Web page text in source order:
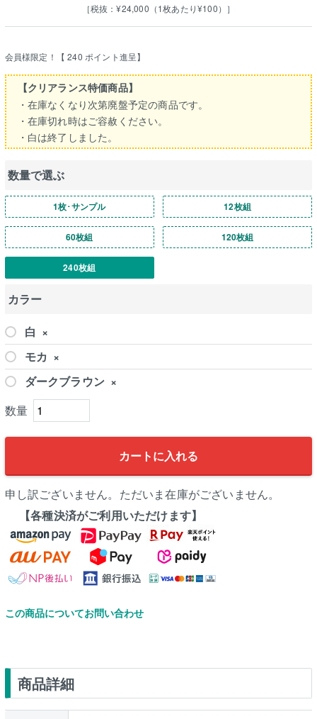
［税抜：¥24,000（1枚あたり¥100）］
会員様限定！【 240 ポイント進呈】
【クリアランス特価商品】
・在庫なくなり次第廃盤予定の商品です。
・在庫切れ時はご容赦ください。
・白は終了しました。
数量で選ぶ
1枚･サンプル 12枚組
60枚組 120枚組
240枚組
カラー
白 ×
モカ ×
ダークブラウン ×
カートに入れる
申し訳ございません。ただいま在庫がございません。
【各種決済がご利用いただけます】
この商品についてお問い合わせ
商品詳細